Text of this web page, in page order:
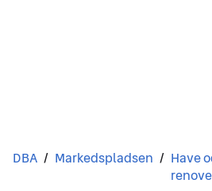
Du er her
DBA / Markedspladsen / Have